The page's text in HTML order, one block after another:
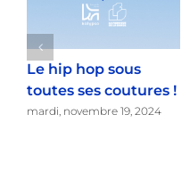
Le hip hop sous
toutes ses coutures !
mardi, novembre 19, 2024